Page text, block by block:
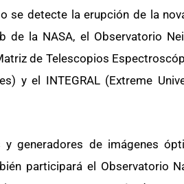
se detecte la erupción de la
de la NASA, el Observatorio
de Telescopios
y el INTEGRAL (Extreme
generadores de imágenes
participará el Observatorio